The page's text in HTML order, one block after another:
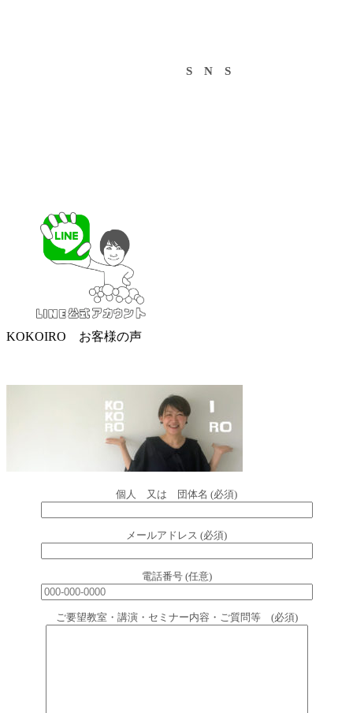
S N S
KOKOIRO お客様の声
個人 又は 団体名 (必須)
メールアドレス (必須)
電話番号 (任意)
ご要望教室・講演・セミナー内容・ご質問等 (必須)